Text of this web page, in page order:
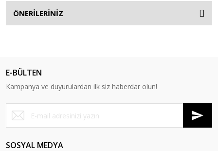
ÖNERİLERİNİZ
E-BÜLTEN
Kampanya ve duyurulardan ilk siz haberdar olun!
SOSYAL MEDYA